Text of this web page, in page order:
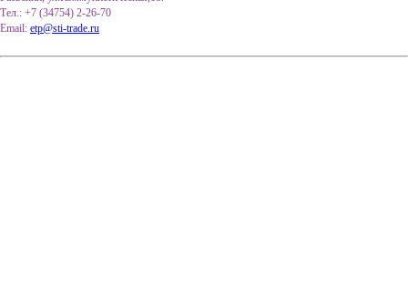
Тел.: +7 (34754) 2-26-70
Email: etp@sti-trade.ru